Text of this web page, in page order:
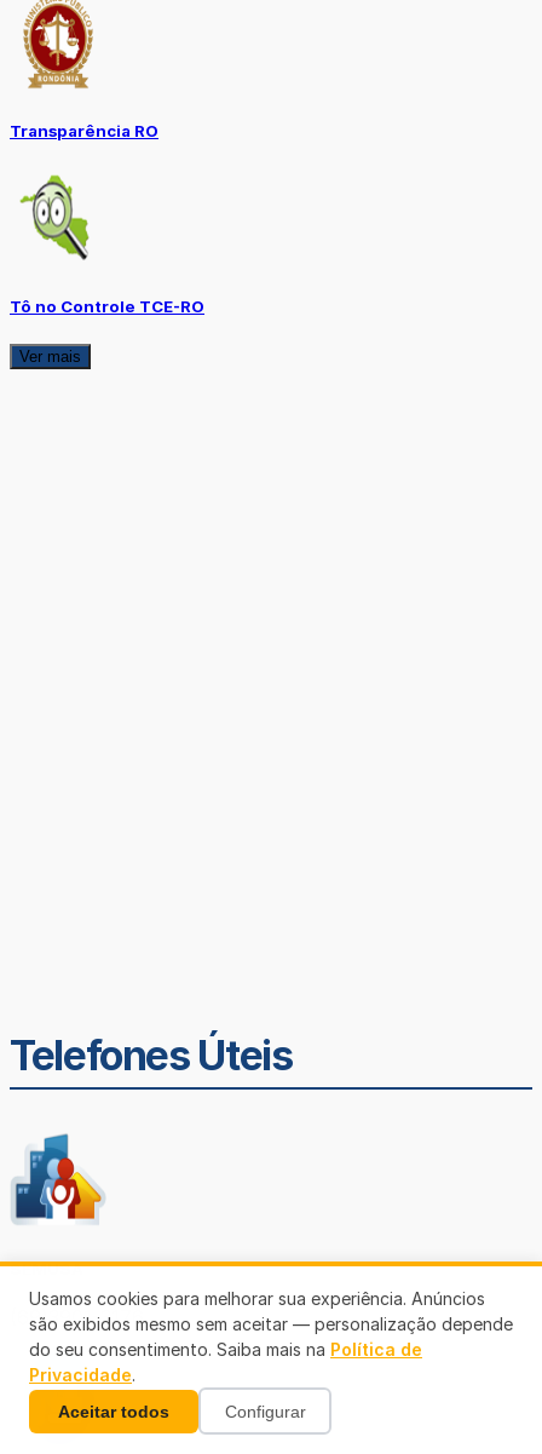
Transparência RO
Tô no Controle TCE-RO
Ver mais
Telefones Úteis
SEMUSA
(69)3901-3176
Usamos cookies para melhorar sua experiência. Anúncios
são exibidos mesmo sem aceitar — personalização depende
do seu consentimento. Saiba mais na Política de
Privacidade.
Aceitar todos Configurar